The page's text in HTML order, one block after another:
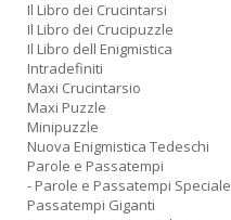
Il Libro dei Crucintarsi
Il Libro dei Crucipuzzle
Il Libro dell Enigmistica
Intradefiniti
Maxi Crucintarsio
Maxi Puzzle
Minipuzzle
Nuova Enigmistica Tedeschi
Parole e Passatempi
- Parole e Passatempi Speciale
Passatempi Giganti